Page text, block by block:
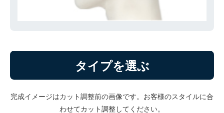
タイプを選ぶ
完成イメージはカット調整前の画像です。お客様のスタイルに合
わせてカット調整してください。